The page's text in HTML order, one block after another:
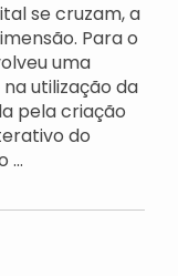
se cruzam, a
Para o
uma
utilização da
pela criação
do
...